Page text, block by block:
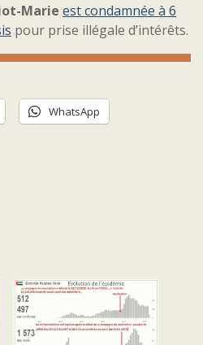
Marie est condamnée à 6
pour prise illégale d’intérêts.
WhatsApp